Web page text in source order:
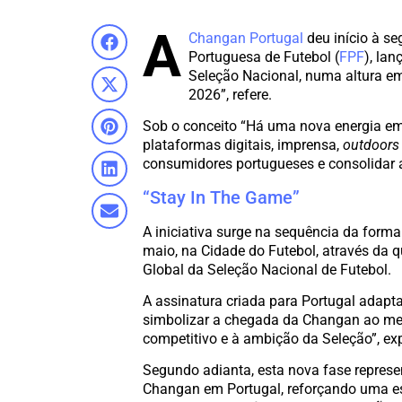
A Changan Portugal deu início à
Portuguesa de Futebol (FPF),
Seleção Nacional, numa altura
2026”, refere.
Sob o conceito “Há uma nova energia
plataformas digitais, imprensa,
consumidores portugueses e
“Stay In The Game”
A iniciativa surge na sequência da
maio, na Cidade do Futebol, através da
Global da Seleção Nacional de Futebol.
A assinatura criada para Portugal
simbolizar a chegada da Changan ao
competitivo e à ambição da Seleção”,
Segundo adianta, esta nova fase
Changan em Portugal, reforçando uma